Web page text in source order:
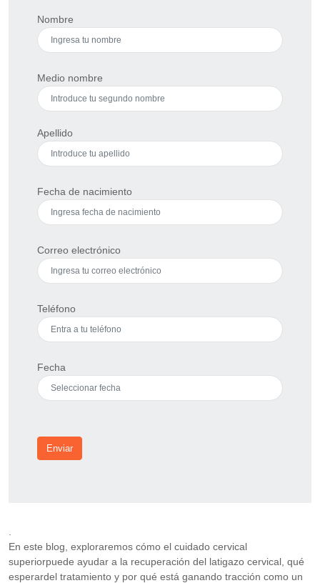
Nombre
Medio nombre
Apellido
Fecha de nacimiento
Correo electrónico
Teléfono
Fecha
Enviar
En este blog, exploraremos cómo el cuidado cervical
superiorpuede ayudar a la recuperación del latigazo cervical, qué
esperardel tratamiento y por qué está ganando tracción como un